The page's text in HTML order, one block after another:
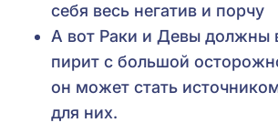
себя весь негатив и порчу
А вот Раки и Девы должны
пирит с большой
он может стать
для них.